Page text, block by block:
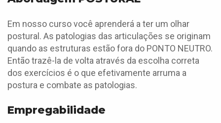
Em nosso curso você aprenderá a ter um olhar
postural. As patologias das articulações se originam
quando as estruturas estão fora do PONTO NEUTRO.
Então trazê-la de volta através da escolha correta
dos exercícios é o que efetivamente arruma a
postura e combate as patologias.
Empregabilidade